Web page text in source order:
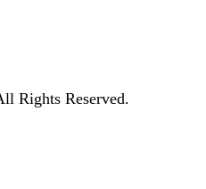
Rights Reserved.